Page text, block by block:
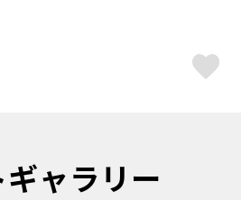
ャラリー